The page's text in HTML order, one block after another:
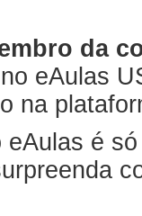
da
no eAulas
na
é